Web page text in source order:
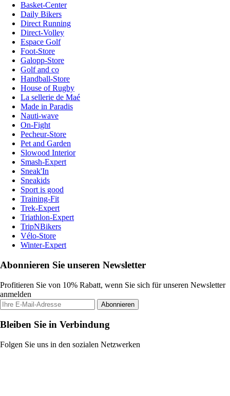
Basket-Center
Daily Bikers
Direct Running
Direct-Volley
Espace Golf
Foot-Store
Galopp-Store
Golf and co
Handball-Store
House of Rugby
La sellerie de Maé
Made in Paradis
Nauti-wave
On-Fight
Pecheur-Store
Pet and Garden
Slowood Interior
Smash-Expert
Sneak'In
Sneakids
Sport is good
Training-Fit
Trek-Expert
Triathlon-Expert
TripNBikers
Vélo-Store
Winter-Expert
Abonnieren Sie unseren Newsletter
Profitieren Sie von 10% Rabatt, wenn Sie sich für unseren Newsletter
anmelden
Abonnieren
Bleiben Sie in Verbindung
Folgen Sie uns in den sozialen Netzwerken